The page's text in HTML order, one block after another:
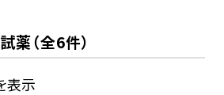
薬（全6件）
表示